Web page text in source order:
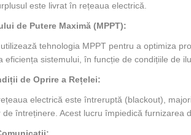
este livrat în rețeaua electrică.
de Putere Maximă (MPPT):
tehnologia MPPT pentru a optimiza
eficiența sistemului, în funcție de condițiile de
de Oprire a Rețelei:
electrică este întreruptă (blackout),
întreținere. Acest lucru împiedică furnizarea